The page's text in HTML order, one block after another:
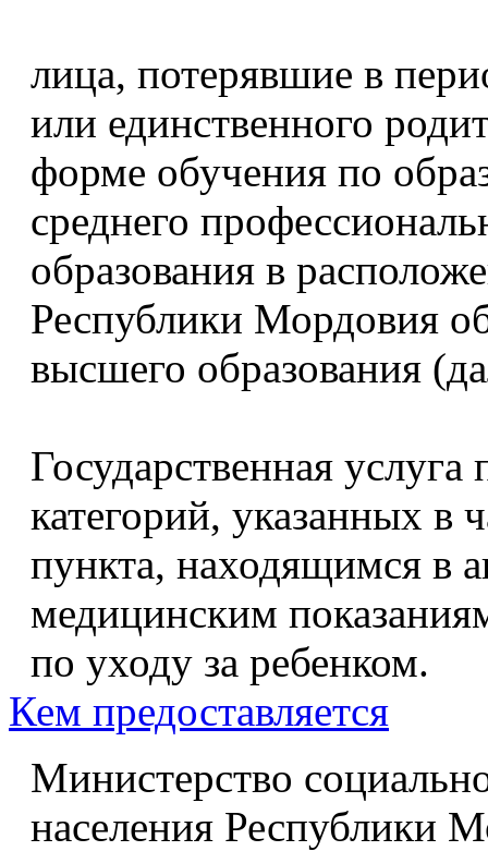
лица, потерявшие в
или единственного
форме обучения по
среднего
образования в
Республики Мордовия
высшего образования
Государственная
категорий, указанных в
пункта, находящимся в
медицинским
по уходу за ребенком.
Кем предоставляется
Министерство
населения Республики